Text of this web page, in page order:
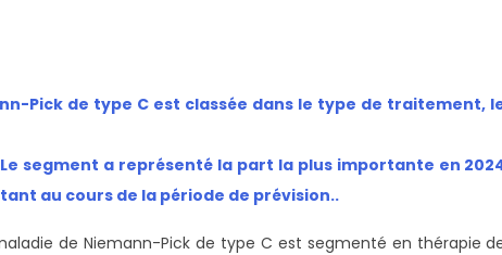
Pick de type C est classée dans le type de traitement,
Le segment a représenté la part la plus importante en
au cours de la période de prévision..
de Niemann-Pick de type C est segmenté en thérapie